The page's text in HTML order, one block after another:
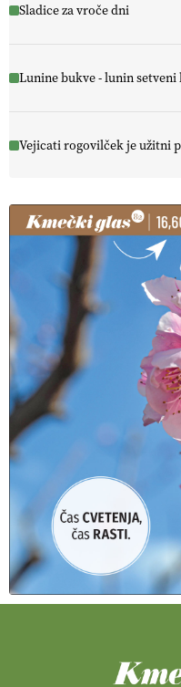
Sladice za vroče dni
Lunine bukve - lunin setveni
Vejicati rogovilček je užitni